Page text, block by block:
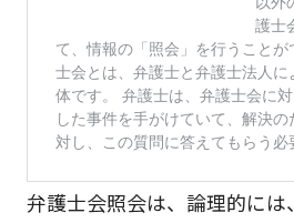
弁護士会照会は、論理的には、